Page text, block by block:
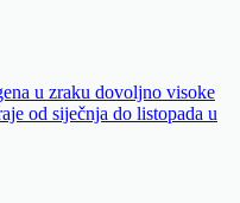
u zraku dovoljno visoke
od siječnja do listopada u